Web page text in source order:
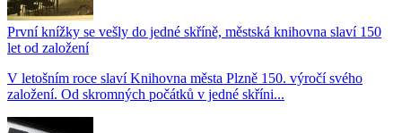
První knížky se vešly do jedné skříně, městská knihovna slaví 150
let od založení
V letošním roce slaví Knihovna města Plzně 150. výročí svého
založení. Od skromných počátků v jedné skříni...